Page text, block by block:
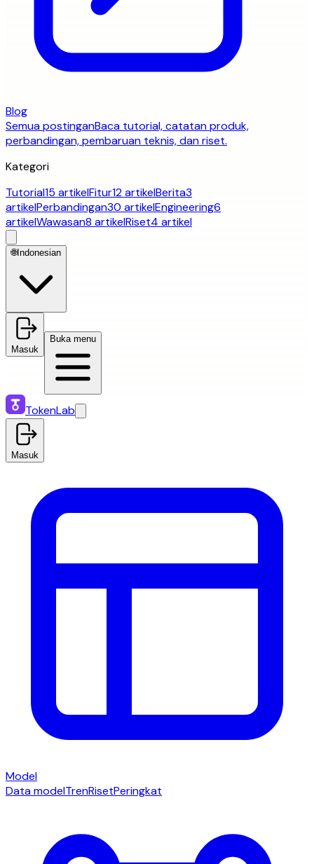
Blog
Semua postinganBaca tutorial, catatan produk,
perbandingan, pembaruan teknis, dan riset.
Kategori
Tutorial15 artikelFitur12 artikelBerita3
artikelPerbandingan30 artikelEngineering6
artikelWawasan8 artikelRiset4 artikel
🌐Indonesian
Masuk
Buka menu
TokenLab
Masuk
Model
Data modelTrenRisetPeringkat